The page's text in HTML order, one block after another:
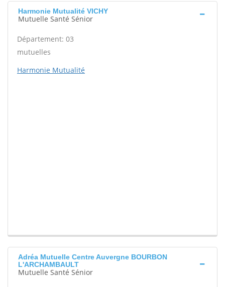
Harmonie Mutualité VICHY
Mutuelle Santé Sénior
Département: 03
mutuelles
Harmonie Mutualité
Adréa Mutuelle Centre Auvergne BOURBON
L'ARCHAMBAULT
Mutuelle Santé Sénior